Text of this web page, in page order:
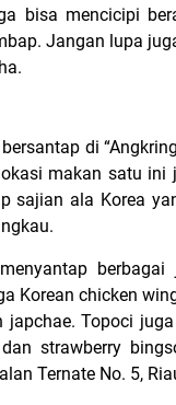
bisa mencicipi
Jangan lupa
di
makan satu
sajian ala Korea
Korean chicken
japchae. Topoci
strawberry
Ternate No. 5,